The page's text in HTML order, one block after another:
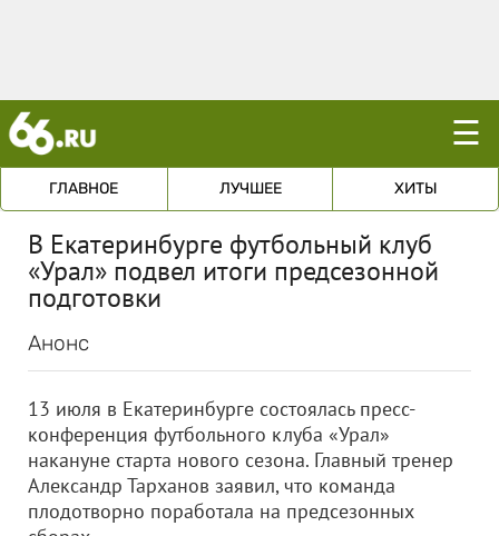
☰
ГЛАВНОЕ ЛУЧШЕЕ ХИТЫ
В Екатеринбурге футбольный клуб
«Урал» подвел итоги предсезонной
подготовки
Анонс
13 июля в Екатеринбурге состоялась пресс-
конференция футбольного клуба «Урал»
накануне старта нового сезона. Главный тренер
Александр Тарханов заявил, что команда
плодотворно поработала на предсезонных